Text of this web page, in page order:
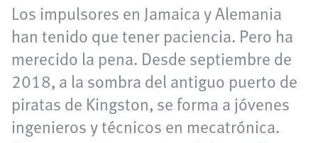
Los impulsores en Jamaica y Alemania
han tenido que tener paciencia. Pero ha
merecido la pena. Desde septiembre de
2018, a la sombra del antiguo puerto de
piratas de Kingston, se forma a jóvenes
ingenieros y técnicos en mecatrónica.